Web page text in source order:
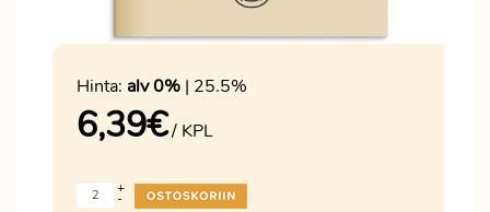
Hinta: alv 0% | 25.5%
6,39€/ KPL
-
+